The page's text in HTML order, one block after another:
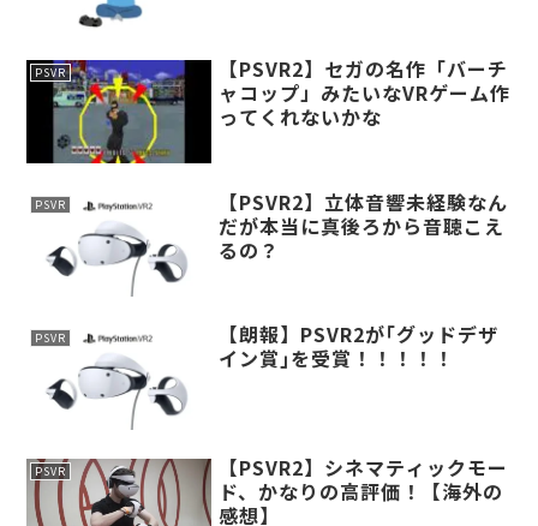
PSVR
【PSVR2】セガの名作「バーチ
ャコップ」みたいなVRゲーム作
ってくれないかな
PSVR
【PSVR2】立体音響未経験なん
だが本当に真後ろから音聴こえ
るの？
PSVR
【朗報】PSVR2が｢グッドデザ
イン賞｣を受賞！！！！！
PSVR
【PSVR2】シネマティックモー
ド、かなりの高評価！【海外の
感想】